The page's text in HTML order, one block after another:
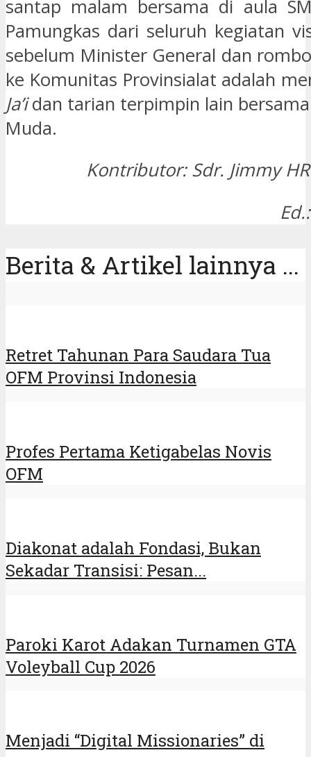
santap malam bersama di aula
Pamungkas dari seluruh kegiatan
sebelum Minister General dan
ke Komunitas Provinsialat adalah
Ja’idan tarian terpimpin lain bersama
Muda.
Kontributor: Sdr. Jimmy
Berita & Artikel lainnya ...
Retret Tahunan Para Saudara Tua
OFM Provinsi Indonesia
Profes Pertama Ketigabelas Novis
OFM
Diakonat adalah Fondasi, Bukan
Sekadar Transisi: Pesan...
Paroki Karot Adakan Turnamen GTA
Voleyball Cup 2026
Menjadi “Digital Missionaries” di